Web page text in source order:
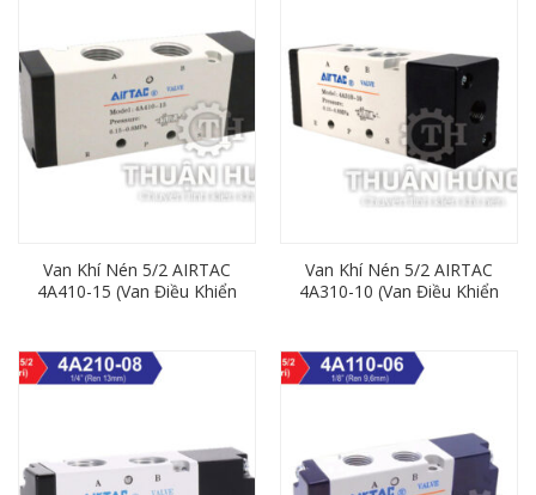
Van Khí Nén 5/2 AIRTAC
4A410-15 (Van Điều Khiển
Van Khí Nén 5/2 AIRTAC
4A310-10 (Van Điều Khiển